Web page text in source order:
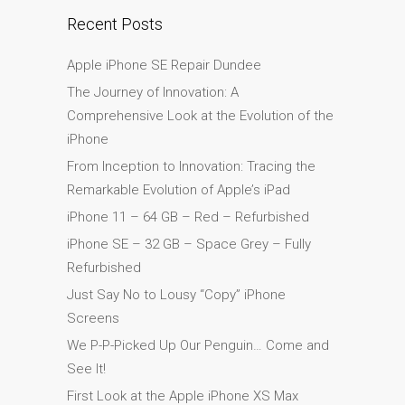
MacBook en Dundee –
Fuentes de alimentación
Cartel publicitario:
Mac aquí en Dundee
Contáctenos
Las reparaciones de la
serie Apple MacBook
MacBook, MacBook Pro,
Neo
rápido garantizado
Recent Posts
Apple iPhone SE Repair Dundee
The Journey of Innovation: A
Comprehensive Look at the Evolution of the
iPhone
From Inception to Innovation: Tracing the
Remarkable Evolution of Apple’s iPad
iPhone 11 – 64 GB – Red – Refurbished
iPhone SE – 32 GB – Space Grey – Fully
Refurbished
Just Say No to Lousy “Copy” iPhone
Screens
We P-P-Picked Up Our Penguin… Come and
See It!
First Look at the Apple iPhone XS Max